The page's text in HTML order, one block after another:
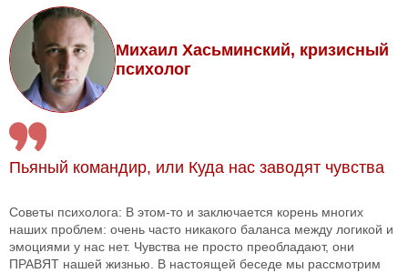
Михаил Хасьминский, кризисный
психолог
Пьяный командир, или Куда нас заводят чувства
Советы психолога: В этом-то и заключается корень многих
наших проблем: очень часто никакого баланса между логикой и
эмоциями у нас нет. Чувства не просто преобладают, они
ПРАВЯТ нашей жизнью. В настоящей беседе мы рассмотрим